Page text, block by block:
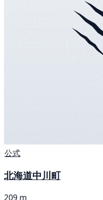
公式
北海道中川町
209 m